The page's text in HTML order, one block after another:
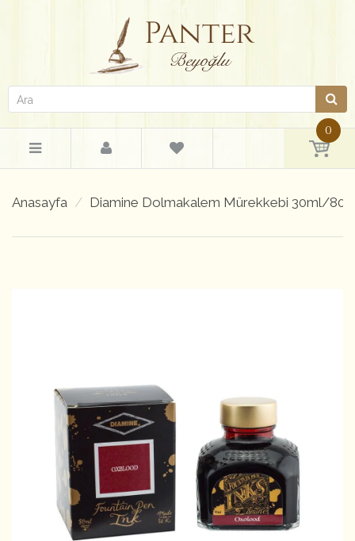
0
Anasayfa Diamine Dolmakalem Mürekkebi 30ml/